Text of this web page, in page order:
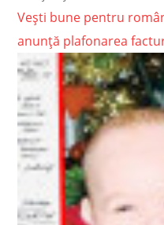
Vești bune pentru
anunță plafonarea